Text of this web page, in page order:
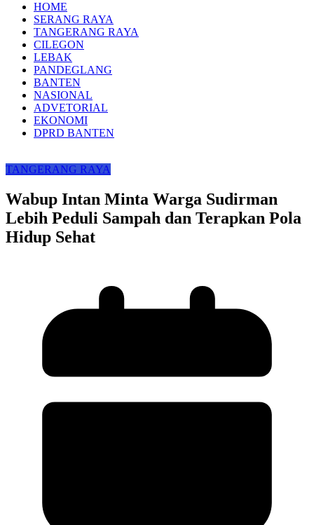
HOME
SERANG RAYA
TANGERANG RAYA
CILEGON
LEBAK
PANDEGLANG
BANTEN
NASIONAL
ADVETORIAL
EKONOMI
DPRD BANTEN
TANGERANG RAYA
Wabup Intan Minta Warga Sudirman
Lebih Peduli Sampah dan Terapkan Pola
Hidup Sehat